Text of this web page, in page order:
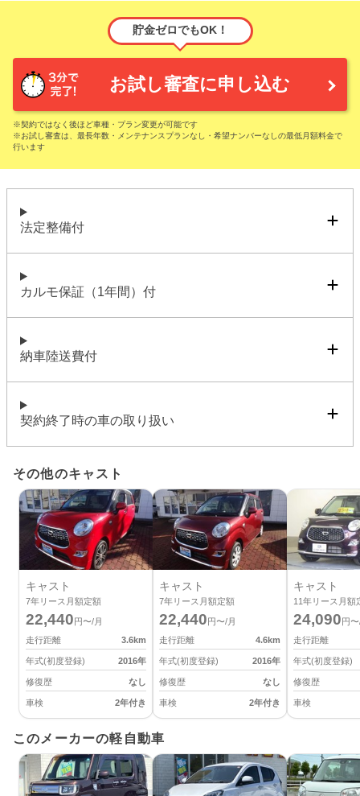
貯金ゼロでもOK！
お試し審査に申し込む
※契約ではなく後ほど車種・プラン変更が可能です
※お試し審査は、最長年数・メンテナンスプランなし・希望ナンバーなしの最低月額料金で
行います
法定整備付
カルモ保証（1年間）付
納車陸送費付
契約終了時の車の取り扱い
その他のキャスト
キャスト
7年リース月額定額
22,440円〜/月
走行距離
3.6km
年式(初度登録) 2016年
修復歴 なし
車検 2年付き
キャスト
7年リース月額定額
22,440円〜/月
走行距離
4.6km
年式(初度登録) 2016年
修復歴 なし
車検 2年付き
キャスト
11年リース月額
24,090円
走行距離
年式(初度登録)
修復歴
車検
このメーカーの軽自動車